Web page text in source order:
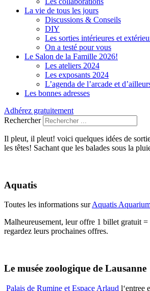
La vie de tous les jours
Discussions & Conseils
DIY
Les sorties intérieures et
On a testé pour vous
Le Salon de la Famille 2026!
Les ateliers 2024
Les exposants 2024
L’agenda de l’arcade et
Les bonnes adresses
Adhérez gratuitement
Rechercher
Il pleut, il pleut! voici quelques idées de
les têtes! Sachant que les balades sous la
Aquatis
Toutes les informations surAquatis
Malheureusement, leur offre 1 billet gratuit =
regardez leurs prochaines offres.
Le musée zoologique de Lausanne
Palais de Rumine et Espace Arlaud l‘entree